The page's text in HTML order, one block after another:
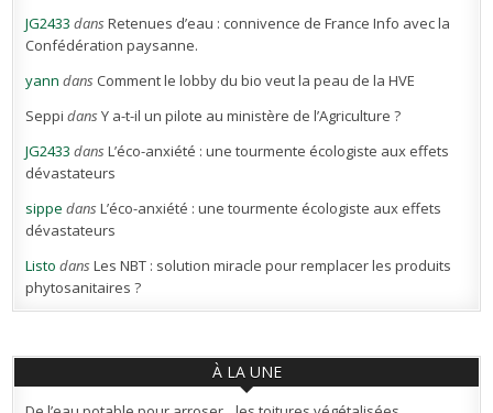
JG2433 dansRetenues d’eau : connivence de France Info avec la
Confédération paysanne.
yann dans Comment le lobby du bio veut la peau de la HVE
Seppi dansY a-t-il un pilote au ministère de l’Agriculture ?
JG2433 dansL’éco-anxiété : une tourmente écologiste aux effets
dévastateurs
sippe dansL’éco-anxiété : une tourmente écologiste aux effets
dévastateurs
Listo dansLes NBT : solution miracle pour remplacer les produits
phytosanitaires ?
À LA UNE